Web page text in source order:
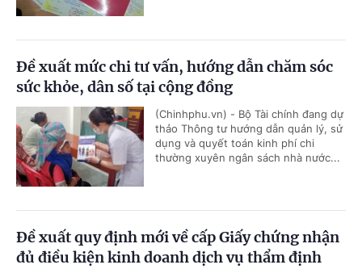
Đề xuất mức chi tư vấn, hướng dẫn chăm sóc
sức khỏe, dân số tại cộng đồng
(Chinhphu.vn) - Bộ Tài chính đang dự
thảo Thông tư hướng dẫn quản lý, sử
dụng và quyết toán kinh phí chi
thường xuyên ngân sách nhà nước...
Đề xuất quy định mới về cấp Giấy chứng nhận
đủ điều kiện kinh doanh dịch vụ thẩm định